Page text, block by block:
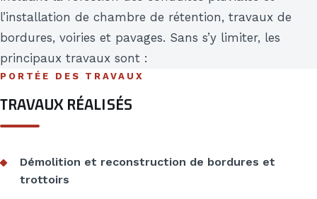
l’installation de chambre de rétention, travaux de
bordures, voiries et pavages. Sans s’y limiter, les
principaux travaux sont :
PORTÉE DES TRAVAUX
TRAVAUX RÉALISÉS
Démolition et reconstruction de bordures et
trottoirs